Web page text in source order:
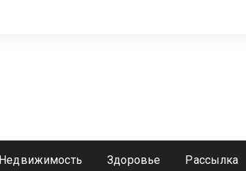
Недвижимость Здоровье Рассылка